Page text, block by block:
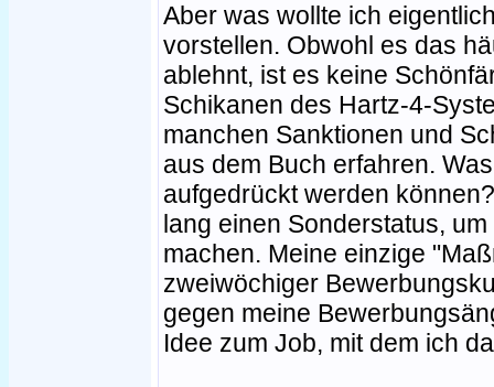
Aber was wollte ich
vorstellen. Obwohl es das
ablehnt, ist es keine
Schikanen des Hartz-4-
manchen Sanktionen und
aus dem Buch erfahren.
aufgedrückt werden
lang einen Sonderstatus,
machen. Meine einzige
zweiwöchiger
gegen meine
Idee zum Job, mit dem ich